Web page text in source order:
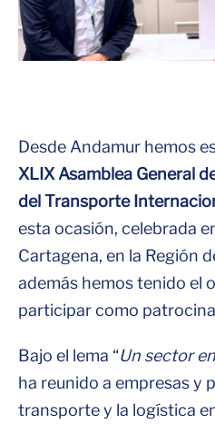
Desde Andamur hemos
XLIX Asamblea General
del Transporte
esta ocasión, celebrada
Cartagena, en la Región
además hemos tenido el
participar como
Bajo el lema “Un sector
ha reunido a empresas y
transporte y la logística